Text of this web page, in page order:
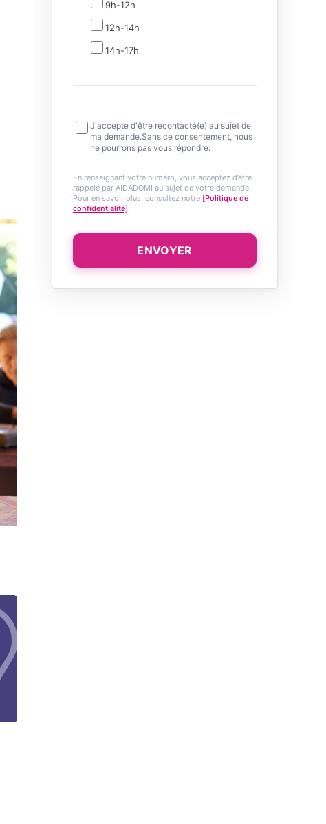
9h-12h
12h-14h
14h-17h
J'accepte d'être recontacté(e) au sujet de
ma demande.Sans ce consentement, nous
ne pourrons pas vous répondre.
En renseignant votre numéro, vous acceptez d’être
rappelé par AIDADOMI au sujet de votre demande.
Pour en savoir plus, consultez notre [Politique de
confidentialité]